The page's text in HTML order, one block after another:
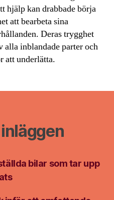
hjälp kan drabbade börja
att bearbeta sina
Deras trygghet
alla inblandade parter och
att underlätta.
bilar som tar upp